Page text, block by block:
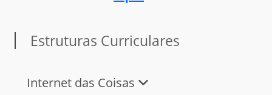
Estruturas Curriculares
Internet das Coisas